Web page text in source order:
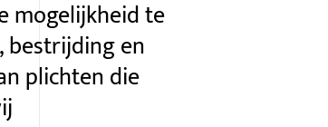
mogelijkheid te
bestrijding en
plichten die